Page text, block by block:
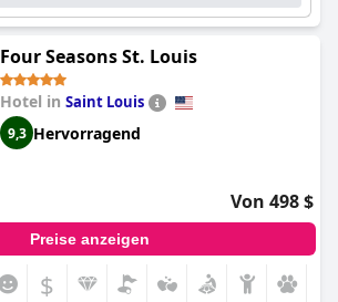
Four Seasons St. Louis
Hotel in Saint Louis
9,3 Hervorragend
Von 498 $
Preise anzeigen
$